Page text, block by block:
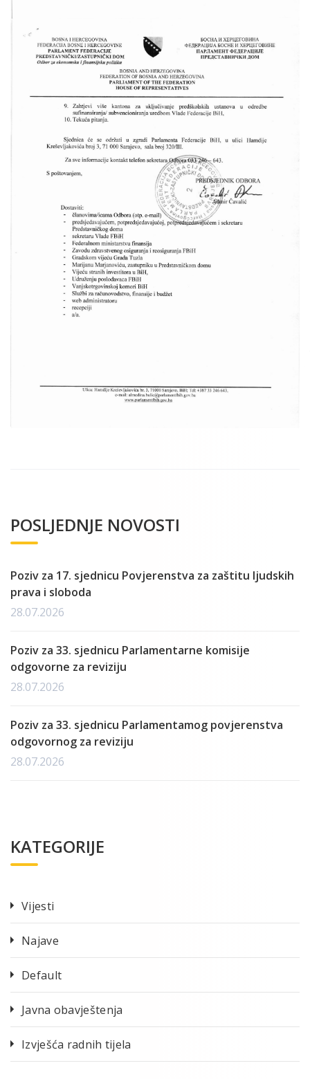
POSLJEDNJE NOVOSTI
Poziv za 17. sjednicu Povjerenstva za zaštitu ljudskih
prava i sloboda
28.07.2026
Poziv za 33. sjednicu Parlamentarne komisije
odgovorne za reviziju
28.07.2026
Poziv za 33. sjednicu Parlamentamog povjerenstva
odgovornog za reviziju
28.07.2026
KATEGORIJE
Vijesti
Najave
Default
Javna obavještenja
Izvješća radnih tijela